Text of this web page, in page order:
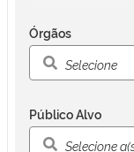
Órgãos
Público Alvo